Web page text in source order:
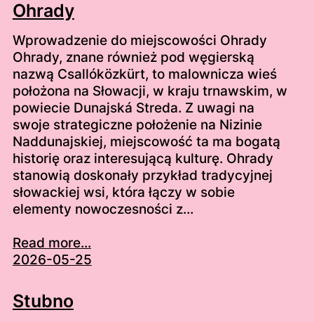
Ohrady
Wprowadzenie do miejscowości Ohrady
Ohrady, znane również pod węgierską
nazwą Csallóközkürt, to malownicza wieś
położona na Słowacji, w kraju trnawskim, w
powiecie Dunajská Streda. Z uwagi na
swoje strategiczne położenie na Nizinie
Naddunajskiej, miejscowość ta ma bogatą
historię oraz interesującą kulturę. Ohrady
stanowią doskonały przykład tradycyjnej
słowackiej wsi, która łączy w sobie
elementy nowoczesności z…
Read more...
2026-05-25
Stubno